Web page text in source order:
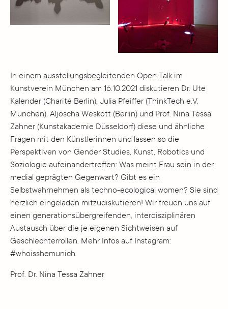
In einem ausstellungsbegleitenden Open Talk im
Kunstverein München am 16.10.2021 diskutieren Dr. Ute
Kalender (Charité Berlin), Julia Pfeiffer (ThinkTech e.V.
München), Aljoscha Weskott (Berlin) und Prof. Nina Tessa
Zahner (Kunstakademie Düsseldorf) diese und ähnliche
Fragen mit den Künstlerinnen und lassen so die
Perspektiven von Gender Studies, Kunst, Robotics und
Soziologie aufeinandertreffen: Was meint Frau sein in der
medial geprägten Gegenwart? Gibt es ein
Selbstwahrnehmen als techno-ecological women? Sie sind
herzlich eingeladen mitzudiskutieren! Wir freuen uns auf
einen generationsübergreifenden, interdisziplinären
Austausch über die je eigenen Sichtweisen auf
Geschlechterrollen. Mehr Infos auf Instagram:
#whoisshemunich
Prof. Dr. Nina Tessa Zahner